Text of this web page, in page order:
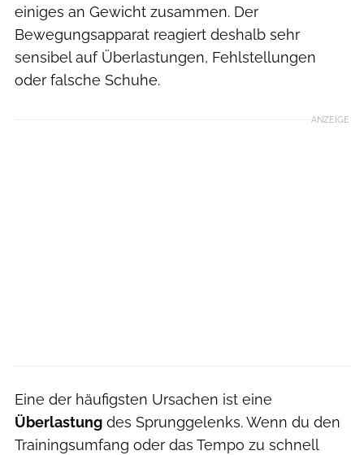
einiges an Gewicht zusammen. Der
Bewegungsapparat reagiert deshalb sehr
sensibel auf Überlastungen, Fehlstellungen
oder falsche Schuhe.
ANZEIGE
Eine der häufigsten Ursachen ist eine
Überlastung des Sprunggelenks. Wenn du den
Trainingsumfang oder das Tempo zu schnell